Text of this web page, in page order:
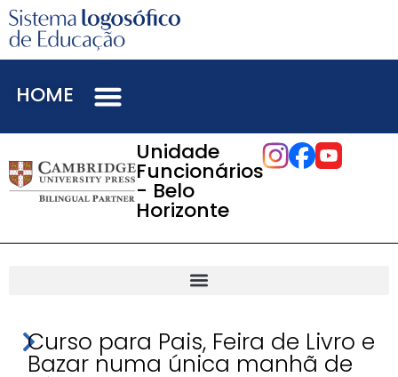
HOME
Unidade
Funcionários
- Belo
Horizonte
Curso para Pais, Feira de Livro e
Bazar numa única manhã de